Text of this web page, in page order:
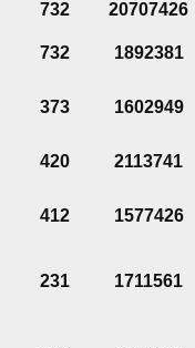
732
20707426
732 1892381
373 1602949
420 2113741
412 1577426
231 1711561